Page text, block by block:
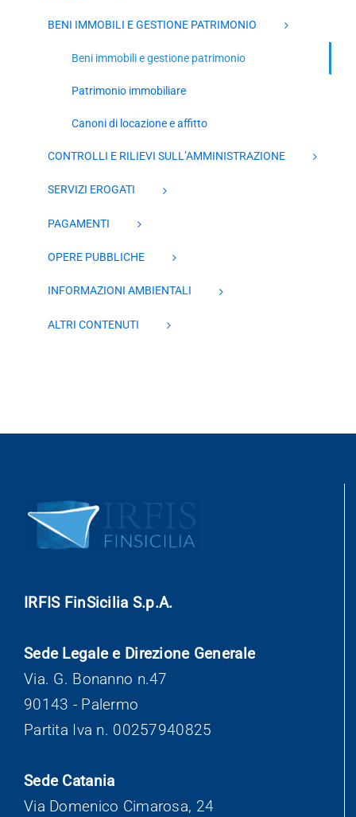
BENI IMMOBILI E GESTIONE PATRIMONIO
Beni immobili e gestione patrimonio
Patrimonio immobiliare
Canoni di locazione e affitto
CONTROLLI E RILIEVI SULL’AMMINISTRAZIONE
SERVIZI EROGATI
PAGAMENTI
OPERE PUBBLICHE
INFORMAZIONI AMBIENTALI
ALTRI CONTENUTI
IRFIS FinSicilia S.p.A.
Sede Legale e Direzione Generale
Via. G. Bonanno n.47
90143 - Palermo
Partita Iva n. 00257940825
Sede Catania
Via Domenico Cimarosa, 24